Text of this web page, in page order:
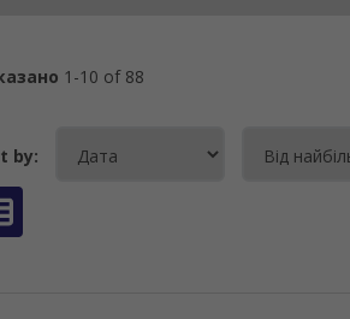
1-10 of 88
by: